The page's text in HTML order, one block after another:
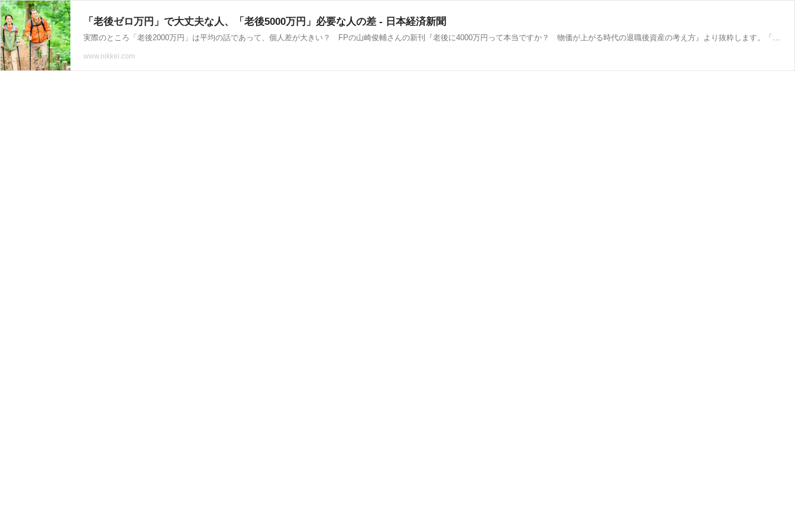
「老後ゼロ万円」で大丈夫な人、「老後5000万円」必要な人の差 - 日本経済新聞
実際のところ「老後2000万円」は平均の話であって、個人差が大きい？ FPの山崎俊輔さんの新刊『老後に4000万円って本当ですか？ 物価が上がる時代の退職後資産の考え方』より抜粋します。「老後××万円」は変動の余地が大きいコロナ禍で分かったことを整理しておきましょう。これは「老後2000万円」の議論、そして「老後4000万円」の議論を深めていくにあたって必要な前提となってきます。まず、「老後
www.nikkei.com